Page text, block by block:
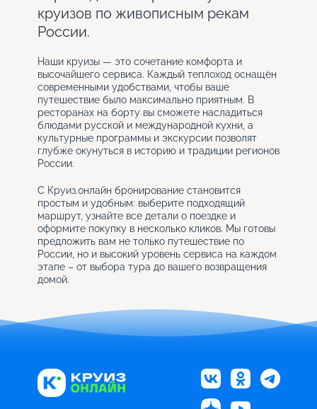
круизов по живописным рекам
России.
Наши круизы — это сочетание комфорта и
высочайшего сервиса. Каждый теплоход оснащён
современными удобствами, чтобы ваше
путешествие было максимально приятным. В
ресторанах на борту вы сможете насладиться
блюдами русской и международной кухни, а
культурные программы и экскурсии позволят
глубже окунуться в историю и традиции регионов
России.
С Круиз.онлайн бронирование становится
простым и удобным: выберите подходящий
маршрут, узнайте все детали о поездке и
оформите покупку в несколько кликов. Мы готовы
предложить вам не только путешествие по
России, но и высокий уровень сервиса на каждом
этапе – от выбора тура до вашего возвращения
домой.